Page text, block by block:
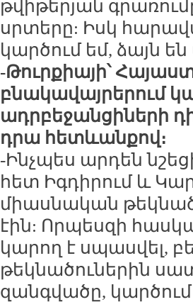
թվիթերյան
սրտերը: Իսկ
կարծում եմ, ձայն
-Թուրքիայի՝
բնակավայրերում
ադրբեջանցիների
դրա հետևանքով։
-Ինչպես արդեն
հետ Իգդիրում և
միասնական
էին: Որպեսզի
կարող է սպասվել,
թեկնածուներին
զանգվածը,